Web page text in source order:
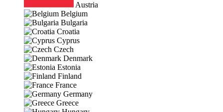
Austria
Belgium
Bulgaria
Croatia
Cyprus
Czech
Denmark
Estonia
Finland
France
Germany
Greece